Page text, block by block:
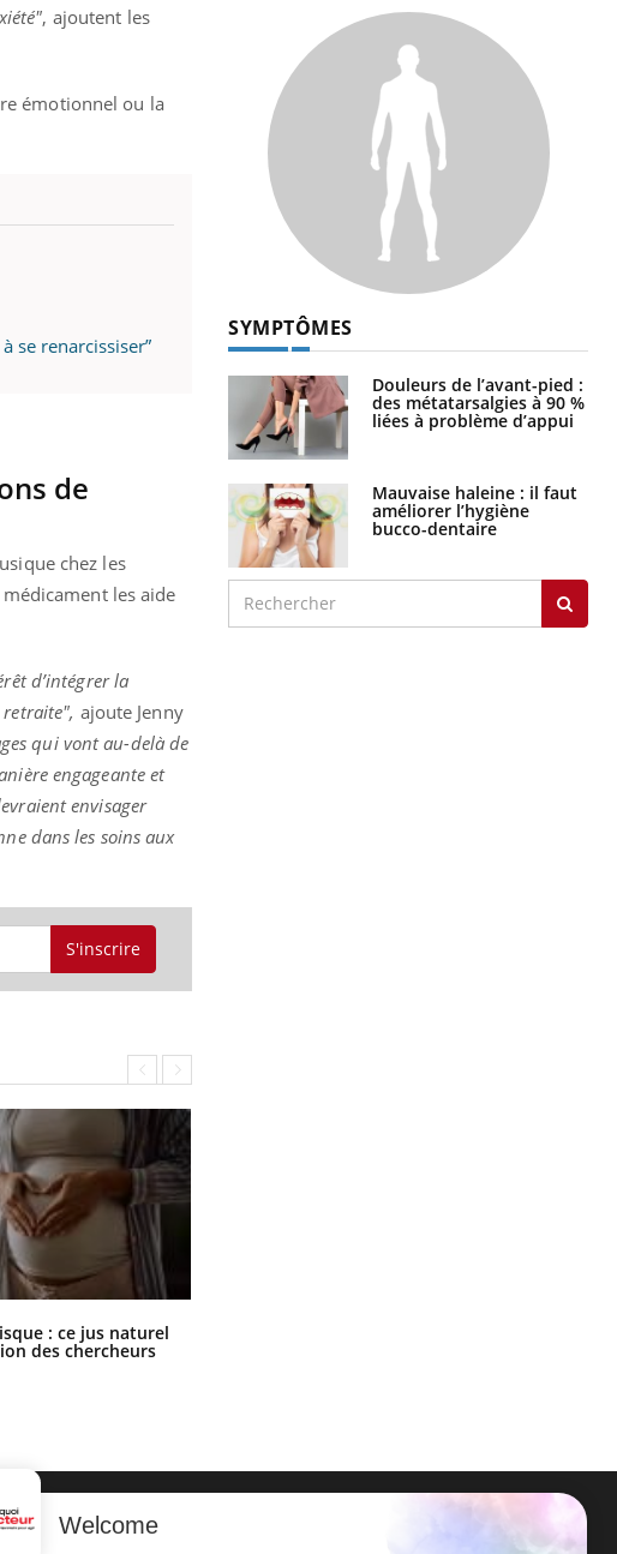
, ajoutent les
émotionnel ou la
se renarcissiser”
de
chez les
les aide
d’intégrer la
ajoute Jenny
qui vont au-delà de
engageante et
envisager
dans les soins aux
S'inscrire
: ce jus naturel
des chercheurs
SYMPTÔMES
Douleurs de l’avant-pied :
des métatarsalgies à 90 %
liées à problème d’appui
Mauvaise haleine : il faut
améliorer l’hygiène
bucco-dentaire
Welcome